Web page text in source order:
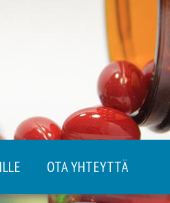
OTA YHTEYTTÄ